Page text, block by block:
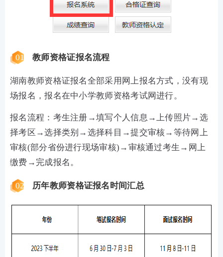
01 教师资格证报名流程
湖南教师资格证报名全部采用网上报名方式，没有现
场报名，报名在中小学教师资格考试网进行。
报名流程：考生注册→填写个人信息→上传照片→选
择考区→选择类别→选择科目→提交审核→等待网上
审核(部分省份进行现场审核)→审核通过考生→网上
缴费→完成报名。
02 历年教师资格证报名时间汇总